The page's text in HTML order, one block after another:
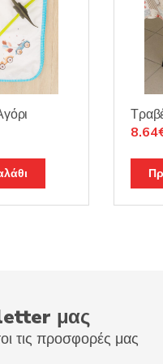
was:
8.64
μας
τις προσφορές μας